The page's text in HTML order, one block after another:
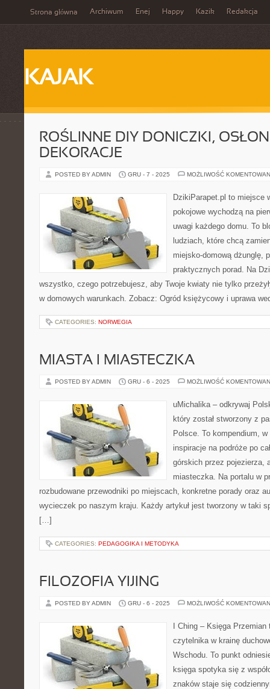
Strona główna Archiwum Enej Happy Kazik Redakcja
KAJAK
ROŚLINNE DIY DONICZKI,
DEKORACJE
POSTED BY ADMIN GRU - 7 - 2025 MOŻLIWOŚĆ
DzikiParapet.pl to miejsce
pokojowe wychodzą na
uwagi każdego domu. To
ludziach, które chcą
miejsko-domową dżunglę,
praktycznych porad. Na
wszystko, czego potrzebujesz, aby Twoje kwiaty nie tylko
w domowych warunkach. Zobacz: Ogród księżycowy i uprawa
CATEGORIES: NORWEGIA
MIASTA I MIASTECZKA
POSTED BY ADMIN GRU - 6 - 2025 MOŻLIWOŚĆ
uMichalika – odkrywaj
który został stworzony z
Polsce. To kompendium,
inspiracje na podróże po
górskich przez pojezierza,
miasteczka. Na portalu w
rozbudowane przewodniki po miejscach, konkretne porady oraz
wycieczek po naszym kraju. Każdy artykuł jest tworzony w taki
[…]
CATEGORIES: PEDAGOGIKA I METODYKA
FILOZOFIA YIJING
POSTED BY ADMIN GRU - 6 - 2025 MOŻLIWOŚĆ
I Ching – Księga
czytelnika w krainę
Wschodu. To punkt
księga spotyka się z
znaków staje się